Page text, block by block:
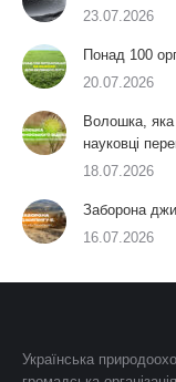
23.07.2026
Понад 100
20.07.2026
Волошка, яка
науковці
18.07.2026
Заборона
16.07.2026
Українська